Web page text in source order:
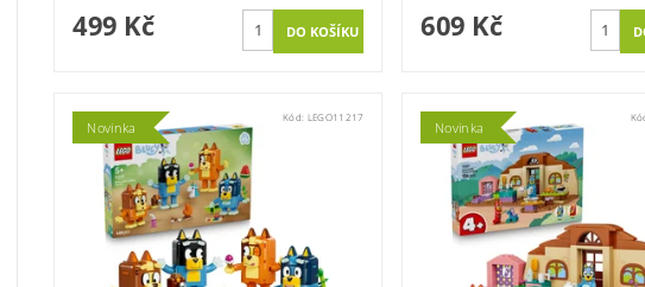
499 Kč 609 Kč
Novinka
Kód: LEGO11217
Novinka